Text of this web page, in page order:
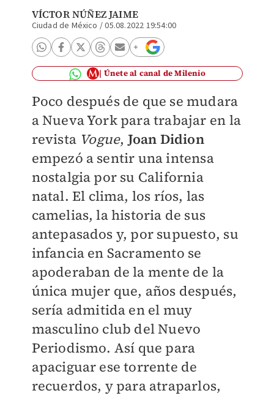
VÍCTOR NÚÑEZ JAIME
Ciudad de México /05.08.2022 19:54:00
Únete al canal de Milenio
Poco después de que se mudara
a Nueva York para trabajar en la
revista Vogue, Joan Didion
empezó a sentir una intensa
nostalgia por su California
natal. El clima, los ríos, las
camelias, la historia de sus
antepasados y, por supuesto, su
infancia en Sacramento se
apoderaban de la mente de la
única mujer que, años después,
sería admitida en el muy
masculino club del Nuevo
Periodismo. Así que para
apaciguar ese torrente de
recuerdos, y para atraparlos,